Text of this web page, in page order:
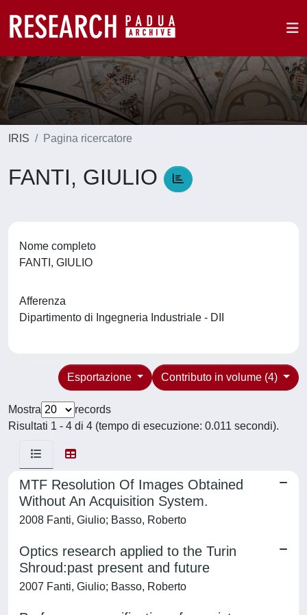
IRIS Pagina ricercatore
FANTI, GIULIO
Nome completo
FANTI, GIULIO
Afferenza
Dipartimento di Ingegneria Industriale - DII
Contributo in volume (4)
Esportazione
Mostra
records
Risultati 1 - 4 di 4 (tempo di esecuzione: 0.011 secondi).
MTF Resolution Of Images Obtained
Without An Acquisition System.
2008 Fanti, Giulio; Basso, Roberto
Optics research applied to the Turin
Shroud:past present and future
2007 Fanti, Giulio; Basso, Roberto